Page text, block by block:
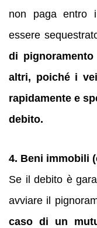
non paga entro
essere
di
altri, poiché i
rapidamente e
debito.
4. Beni immobili
Se il debito è
avviare il
caso di un